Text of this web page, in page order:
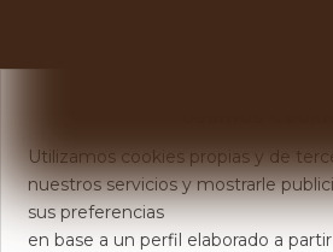
Utilizamos cookies propias y de
nuestros servicios y mostrarle
sus preferencias
en base a un perfil elaborado a